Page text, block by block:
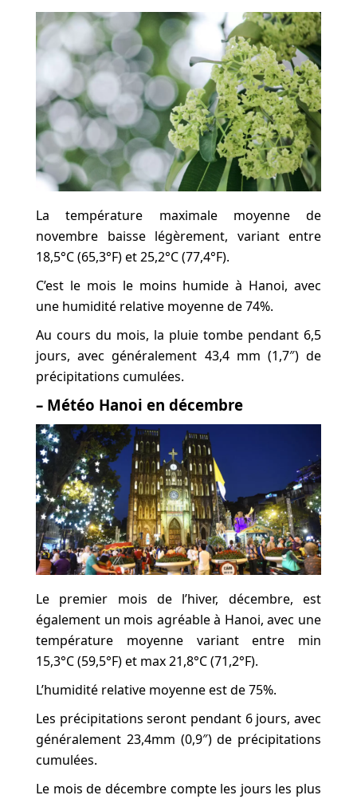
La température maximale moyenne de
novembre baisse légèrement, variant entre
18,5°C (65,3°F) et 25,2°C (77,4°F).
C’est le mois le moins humide à Hanoi, avec
une humidité relative moyenne de 74%.
Au cours du mois, la pluie tombe pendant 6,5
jours, avec généralement 43,4 mm (1,7″) de
précipitations cumulées.
– Météo Hanoi en décembre
Le premier mois de l’hiver, décembre, est
également un mois agréable à Hanoi, avec une
température moyenne variant entre min
15,3°C (59,5°F) et max 21,8°C (71,2°F).
L’humidité relative moyenne est de 75%.
Les précipitations seront pendant 6 jours, avec
généralement 23,4mm (0,9″) de précipitations
cumulées.
Le mois de décembre compte les jours les plus